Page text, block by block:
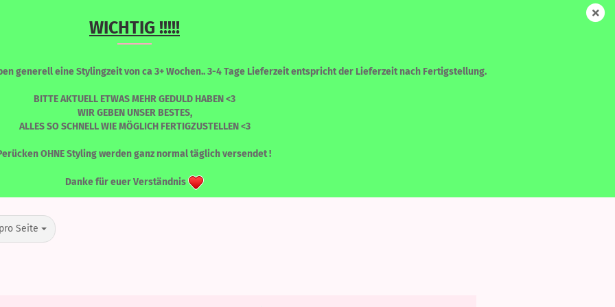
Passwort
WICHTIG !!!!!
generell eine Stylingzeit von ca 3+ Wochen.. 3-4 Tage Lieferzeit entspricht der Lieferzeit nach Fertigstellung.
BITTE AKTUELL ETWAS MEHR GEDULD HABEN <3
WIR GEBEN UNSER BESTES,
ALLES SO SCHNELL WIE MÖGLICH FERTIGZUSTELLEN <3
OHNE Styling werden ganz normal täglich versendet !
Danke für euer Verständnis
TANITA
Seite
Seite